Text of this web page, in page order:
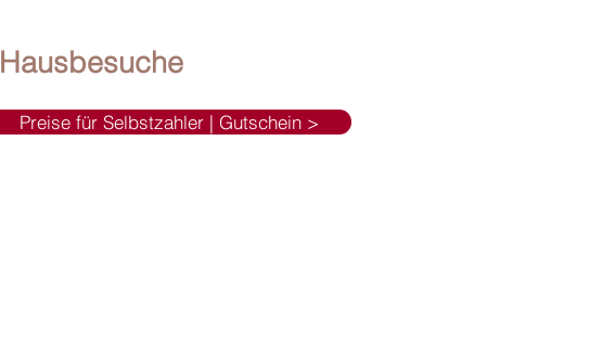
Hausbesuche
Preise für Selbstzahler | Gutschein >